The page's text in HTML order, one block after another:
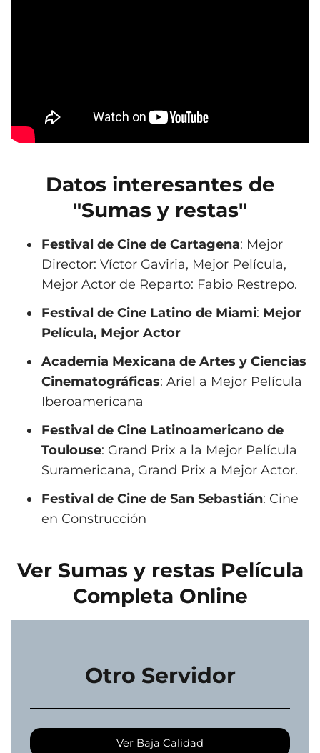
Datos interesantes de
"Sumas y restas"
Festival de Cine de Cartagena: Mejor
Director: Víctor Gaviria, Mejor Película,
Mejor Actor de Reparto: Fabio Restrepo.
Festival de Cine Latino de Miami: Mejor
Película, Mejor Actor
Academia Mexicana de Artes y Ciencias
Cinematográficas: Ariel a Mejor Película
Iberoamericana
Festival de Cine Latinoamericano de
Toulouse: Grand Prix a la Mejor Película
Suramericana, Grand Prix a Mejor Actor.
Festival de Cine de San Sebastián: Cine
en Construcción
Ver Sumas y restas Película
Completa Online
Otro Servidor
Ver Baja Calidad